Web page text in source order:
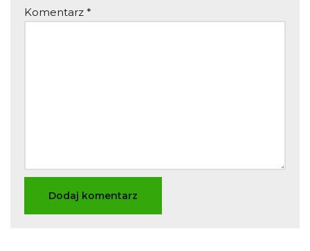
Komentarz *